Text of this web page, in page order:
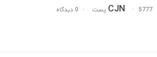
CJN 5777 پست 0 دیدگاه